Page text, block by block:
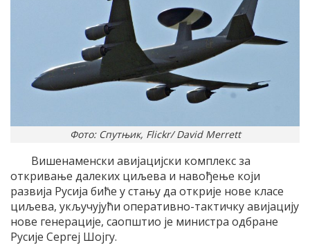
Фото: Спутњик, Flickr/ David Merrett
Вишенаменски авијацијски комплекс за
откривање далеких циљева и навођење који
развија Русија биће у стању да открије нове класе
циљева, укључујући оперативно-тактичку авијацију
нове генерације, саопштио је министра одбране
Русије Сергеј Шојгу.